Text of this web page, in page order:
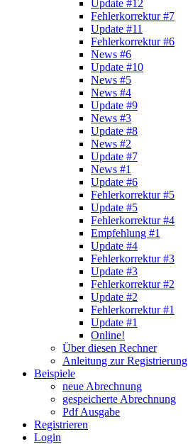
Update #12
Fehlerkorrektur #7
Update #11
Fehlerkorrektur #6
News #6
Update #10
News #5
News #4
Update #9
News #3
Update #8
News #2
Update #7
News #1
Update #6
Fehlerkorrektur #5
Update #5
Fehlerkorrektur #4
Empfehlung #1
Update #4
Fehlerkorrektur #3
Update #3
Fehlerkorrektur #2
Update #2
Fehlerkorrektur #1
Update #1
Online!
Über diesen Rechner
Anleitung zur Registrierung
Beispiele
neue Abrechnung
gespeicherte Abrechnung
Pdf Ausgabe
Registrieren
Login